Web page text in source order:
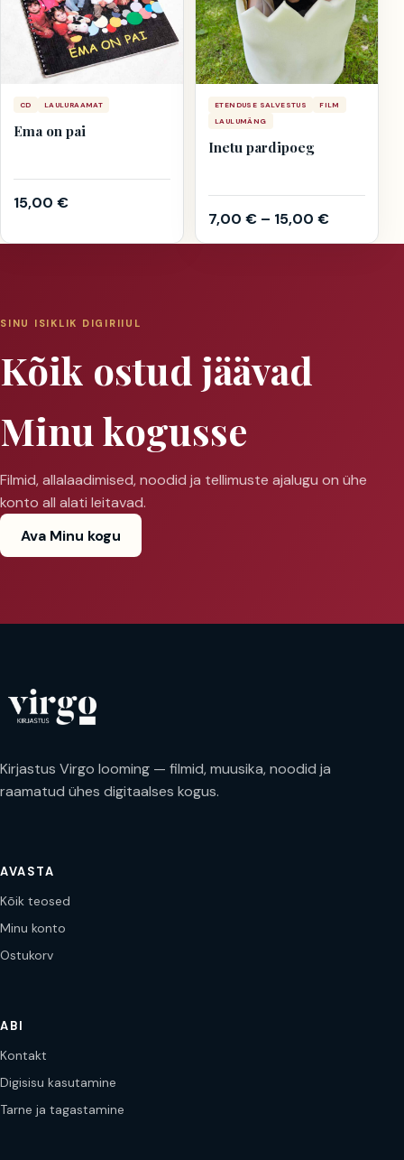
CD LAULURAAMAT
Ema on pai
15,00 €
ETENDUSE SALVESTUS
FILM
LAULUMÄNG
Inetu pardipoeg
7,00 € – 15,00 €
SINU ISIKLIK DIGIRIIUL
Kõik ostud jäävad
Minu kogusse
Filmid, allalaadimised, noodid ja tellimuste ajalugu on ühe
konto all alati leitavad.
Ava Minu kogu
Kirjastus Virgo looming — filmid, muusika, noodid ja
raamatud ühes digitaalses kogus.
AVASTA
Kõik teosed
Minu konto
Ostukorv
ABI
Kontakt
Digisisu kasutamine
Tarne ja tagastamine